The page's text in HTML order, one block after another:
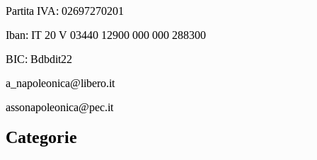
Partita IVA: 02697270201
Iban: IT 20 V 03440 12900 000 000 288300
BIC: Bdbdit22
a_napoleonica@libero.it
assonapoleonica@pec.it
Categorie